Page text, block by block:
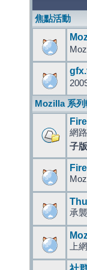
焦點活動
Mozilla 系列
網
子
承
上